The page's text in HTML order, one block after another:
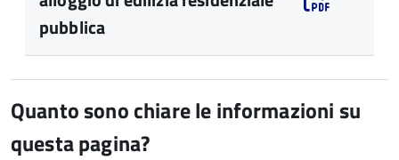
pubblica
Quanto sono chiare le informazioni su
questa pagina?